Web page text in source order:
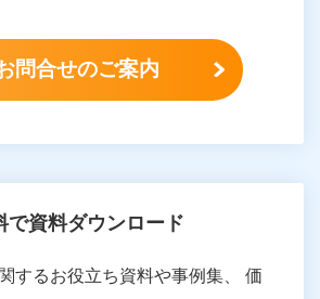
問合せのご案内
で資料ダウンロード
するお役立ち資料や事例集、 価